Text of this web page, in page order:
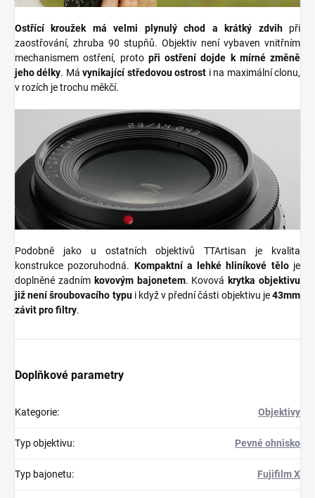
Ostřící kroužek má velmi plynulý chod a krátký zdvihpři
zaostřování, zhruba 90 stupňů. Objektiv není vybaven vnitřním
mechanismem ostření, proto při ostření dojde k mírné změně
jeho délky. Mávynikající středovou ostrost i na maximální clonu,
v rozích je trochu měkčí.
Podobně jako u ostatních objektivů TTArtisan je kvalita
konstrukce pozoruhodná. Kompaktní a lehké hliníkové těloje
doplněné zadním kovovým bajonetem. Kovová krytka objektivu
již není šroubovacího typui když v přední části objektivu je43mm
závit pro filtry.
Doplňkové parametry
Kategorie: Objektivy
Typ objektivu: Pevné ohnisko
Typ bajonetu: Fujifilm X